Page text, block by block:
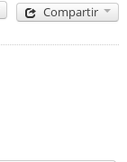
Compartir